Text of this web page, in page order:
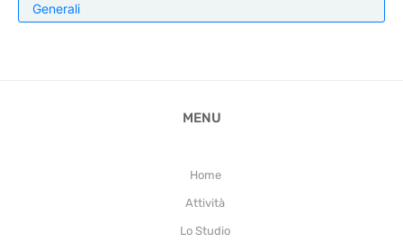
Generali
MENU
Home
Attività
Lo Studio